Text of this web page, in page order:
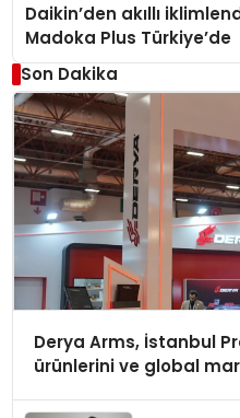
Daikin’den akıllı
Madoka Plus Türkiye’de
Son Dakika
Derya Arms, İstanbul
ürünlerini ve global